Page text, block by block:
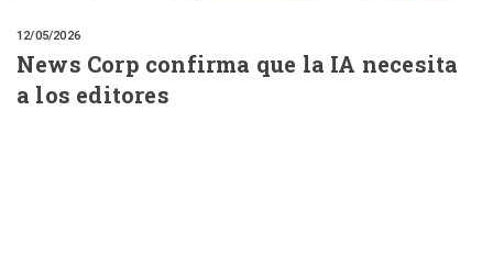
12/05/2026
News Corp confirma que la IA necesita
a los editores